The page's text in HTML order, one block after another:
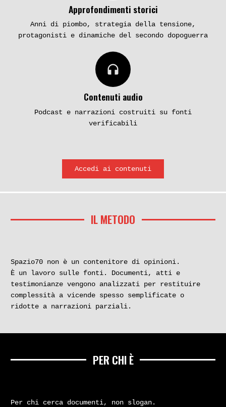
Approfondimenti storici
Anni di piombo, strategia della tensione,
protagonisti e dinamiche del secondo dopoguerra
headphones
Contenuti audio
Podcast e narrazioni costruiti su fonti
verificabili
Accedi ai contenuti
IL METODO
Spazio70 non è un contenitore di opinioni.
È un lavoro sulle fonti. Documenti, atti e
testimonianze vengono analizzati per restituire
complessità a vicende spesso semplificate o
ridotte a narrazioni parziali.
PER CHI È
Per chi cerca documenti, non slogan.